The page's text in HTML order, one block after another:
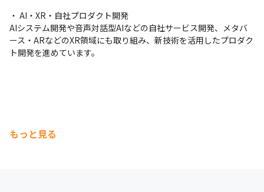
・ AI・XR・自社プロダクト開発
AIシステム開発や音声対話型AIなどの自社サービス開発、メタバ
ース・ARなどのXR領域にも取り組み、新技術を活用したプロダク
ト開発を進めています。
もっと見る